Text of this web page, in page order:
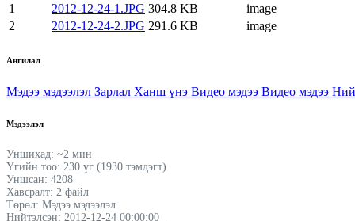
1
2012-12-24-1.JPG 304.8 KB
image
2
2012-12-24-2.JPG 291.6 KB image
Ангилал
Мэдээ мэдээлэл Зарлал Ханш үнэ Видео мэдээ Видео мэдээ
Мэдээлэл
Уншихад: ~2 мин
Үгийн тоо: 230 үг (1930 тэмдэгт)
Уншсан: 4208
Хавсралт: 2 файл
Төрөл: Мэдээ мэдээлэл
Нийтэлсэн: 2012-12-24 00:00:00